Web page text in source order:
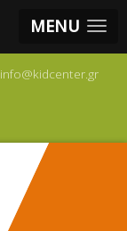
MENU
info@kidcenter.gr